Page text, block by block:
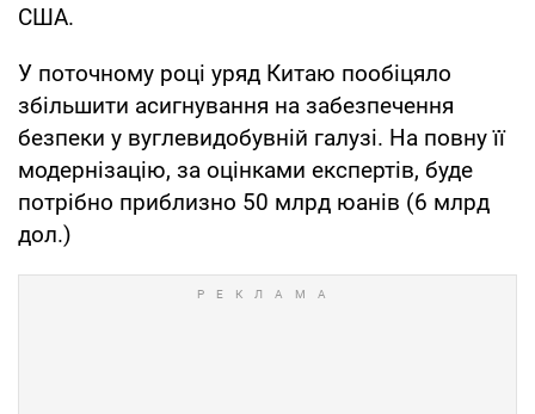
США.
У поточному році уряд Китаю пообіцяло
збільшити асигнування на забезпечення
безпеки у вуглевидобувній галузі. На повну її
модернізацію, за оцінками експертів, буде
потрібно приблизно 50 млрд юанів (6 млрд
дол.)